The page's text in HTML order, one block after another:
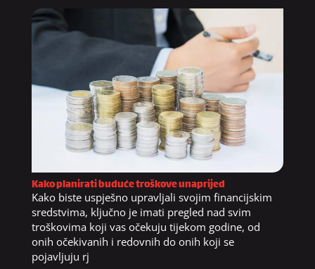
Kako planirati buduće troškove unaprijed
Kako biste uspješno upravljali svojim financijskim
sredstvima, ključno je imati pregled nad svim
troškovima koji vas očekuju tijekom godine, od
onih očekivanih i redovnih do onih koji se
pojavljuju rj